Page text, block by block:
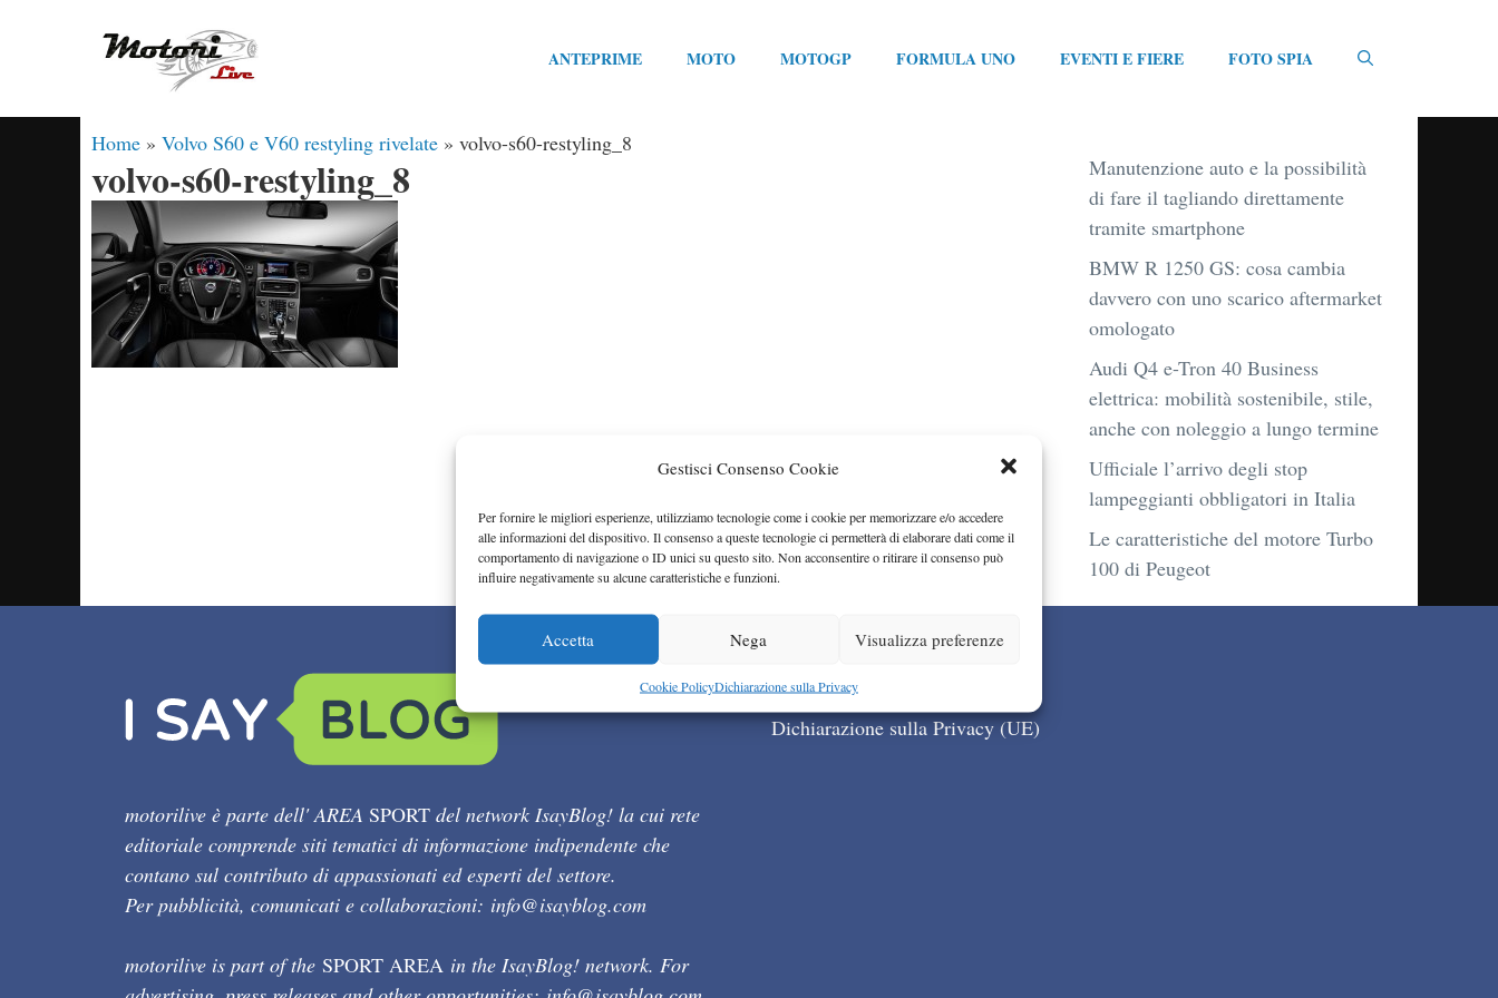
Gestisci Consenso Cookie
Per fornire le migliori esperienze, utilizziamo tecnologie come i cookie per memorizzare e/o accedere
alle informazioni del dispositivo. Il consenso a queste tecnologie ci permetterà di elaborare dati come il
comportamento di navigazione o ID unici su questo sito. Non acconsentire o ritirare il consenso può
influire negativamente su alcune caratteristiche e funzioni.
Accetta Nega Visualizza preferenze
Cookie PolicyDichiarazione sulla Privacy
ANTEPRIME MOTO MOTOGP FORMULA UNO EVENTI E FIERE FOTO SPIA
Home » Volvo S60 e V60 restyling rivelate » volvo-s60-restyling_8
volvo-s60-restyling_8
Manutenzione auto e la possibilità
di fare il tagliando direttamente
tramite smartphone
BMW R 1250 GS: cosa cambia
davvero con uno scarico aftermarket
omologato
Audi Q4 e-Tron 40 Business
elettrica: mobilità sostenibile, stile,
anche con noleggio a lungo termine
Ufficiale l’arrivo degli stop
lampeggianti obbligatori in Italia
Le caratteristiche del motore Turbo
100 di Peugeot
motorilive è parte dell' AREA SPORT del network IsayBlog! la cui rete
editoriale comprende siti tematici di informazione indipendente che
contano sul contributo di appassionati ed esperti del settore.
Per pubblicità, comunicati e collaborazioni: info@isayblog.com
motorilive is part of the SPORT AREA in the IsayBlog! network. For
Cookie Policy (UE)
Dichiarazione sulla Privacy (UE)